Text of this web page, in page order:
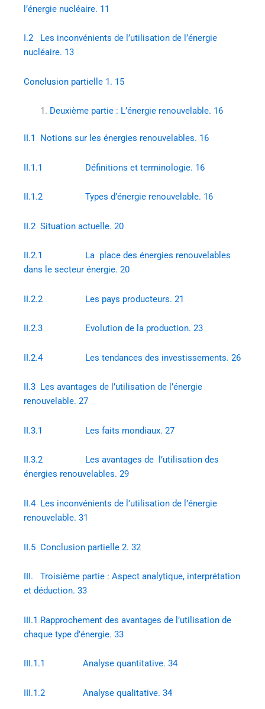
l’énergie nucléaire. 11
I.2 Les inconvénients de l’utilisation de l’énergie
nucléaire. 13
Conclusion partielle 1. 15
Deuxième partie : L’énergie renouvelable. 16
II.1 Notions sur les énergies renouvelables. 16
II.1.1 Définitions et terminologie. 16
II.1.2 Types d’énergie renouvelable. 16
II.2 Situation actuelle. 20
II.2.1 La place des énergies renouvelables
dans le secteur énergie. 20
II.2.2 Les pays producteurs. 21
II.2.3 Evolution de la production. 23
II.2.4 Les tendances des investissements. 26
II.3 Les avantages de l’utilisation de l’énergie
renouvelable. 27
II.3.1 Les faits mondiaux. 27
II.3.2 Les avantages de l’utilisation des
énergies renouvelables. 29
II.4 Les inconvénients de l’utilisation de l’énergie
renouvelable. 31
II.5 Conclusion partielle 2. 32
III. Troisième partie : Aspect analytique, interprétation
et déduction. 33
III.1 Rapprochement des avantages de l’utilisation de
chaque type d’énergie. 33
III.1.1 Analyse quantitative. 34
III.1.2 Analyse qualitative. 34